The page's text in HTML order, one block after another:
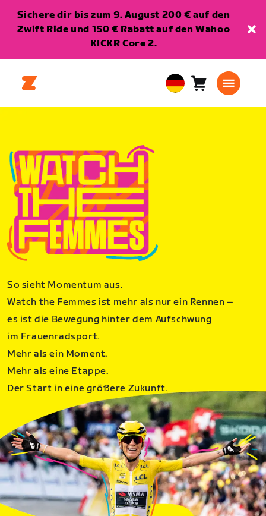
Sichere dir bis zum 9. August 200 € auf den
Zwift Ride und 150 € Rabatt auf den Wahoo
KICKR Core 2.
European
Union
Warenkorb
So sieht Momentum aus.
Watch the Femmes ist mehr als nur ein Rennen –
es ist die Bewegung hinter dem Aufschwung
im Frauenradsport.
Mehr als ein Moment.
Mehr als eine Etappe.
Der Start in eine größere Zukunft.